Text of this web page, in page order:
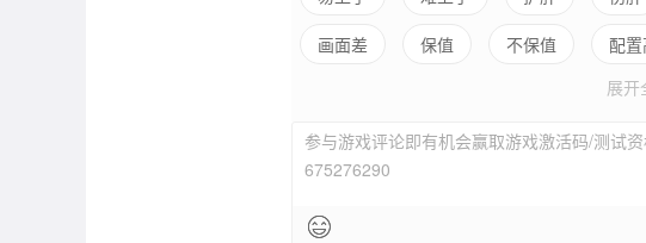
画面差 保值 不保值 配置
展开
参与游戏评论即有机会赢取游戏激活码/测试
675276290